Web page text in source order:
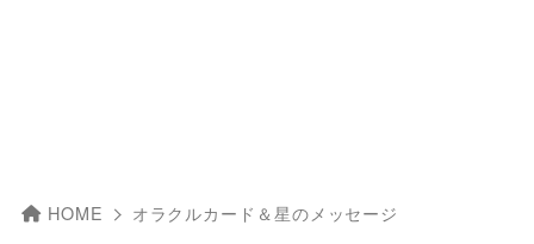
HOME オラクルカード＆星のメッセージ